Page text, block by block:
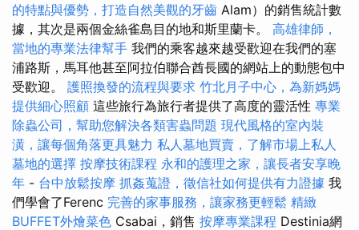
的特點與優勢，打造自然美觀的牙齒 Alam）的銷售統計數
據，其次是兩個金絲雀島目的地和斯里蘭卡。 高雄律師，
當地的專業法律幫手 我們的乘客越來越受歡迎在我們的塞
浦路斯，馬耳他甚至阿拉伯聯合酋長國的網站上的動態包中
受歡迎。 護照換發的流程與要求 竹北月子中心，為新媽媽
提供細心照顧 這些旅行為旅行者提供了高度的靈活性 專業
除蟲公司，幫助您解決各類害蟲問題 現代風格的室內裝
潢，讓每個角落更具魅力 私人墓地買賣，了解市場上私人
墓地的選擇 按摩技術課程 永和的護理之家，讓長者安享晚
年 - 台中放鬆按摩 抓姦蒐證，徵信社如何提供有力證據 我
們學會了Ferenc 完善的家事服務，讓家務更輕鬆 精緻
BUFFET外燴菜色 Csabai，銷售 按摩專業課程 Destinia網